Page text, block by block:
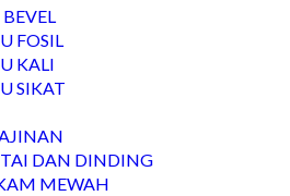
FOSIL
KALI
SIKAT
DAN DINDING
MEWAH